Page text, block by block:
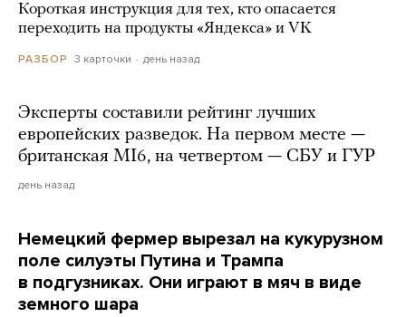
Короткая инструкция для тех, кто опасается
переходить на продукты «Яндекса» и VK
РАЗБОР 3 карточки день назад
Эксперты составили рейтинг лучших
европейских разведок. На первом месте —
британская MI6, на четвертом — СБУ и ГУР
день назад
Немецкий фермер вырезал на кукурузном
поле силуэты Путина и Трампа
в подгузниках. Они играют в мяч в виде
земного шара